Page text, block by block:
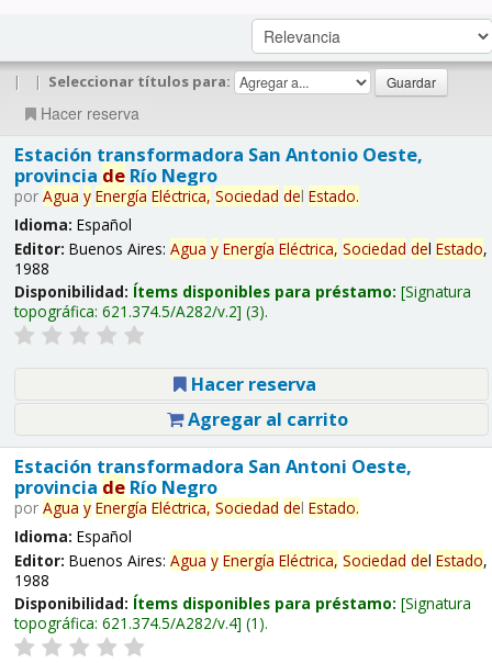
| | Seleccionar títulos para:
Hacer reserva
Estación transformadora San Antonio Oeste,
provincia deRío Negro
por Agua y Energía Eléctrica, Sociedad del Estado.
Idioma: Español
Editor: Buenos Aires: Agua y Energía Eléctrica, Sociedad del Estado,
1988
Disponibilidad: Ítems disponibles para préstamo: Signatura
topográfica: 621.374.5/A282/v.2 (3).
Hacer reserva
Agregar al carrito
Estación transformadora San Antoni Oeste,
provincia deRío Negro
por Agua y Energía Eléctrica, Sociedad del Estado.
Idioma: Español
Editor: Buenos Aires: Agua y Energía Eléctrica, Sociedad del Estado,
1988
Disponibilidad: Ítems disponibles para préstamo: Signatura
topográfica: 621.374.5/A282/v.4 (1).